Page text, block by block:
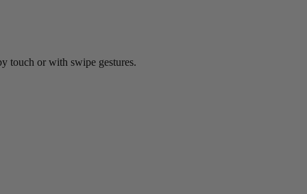
touch or with swipe gestures.